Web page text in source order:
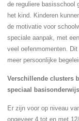
de reguliere basisschool
het kind. Kinderen
de motivatie voor
speciale aanpak, met
veel oefenmomenten.
meer persoonlijke
Verschillende clusters
speciaal basisonderwijs
Er zijn voor op niveau
ongeveer 4 tot en met